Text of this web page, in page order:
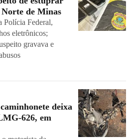
Norte de Minas
Polícia Federal,
eletrônicos;
gravava e
deixa
626, em